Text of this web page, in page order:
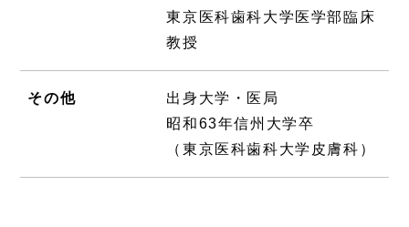
東京医科歯科大学医学部臨床
教授
その他
出身大学・医局
昭和63年信州大学卒
（東京医科歯科大学皮膚科）